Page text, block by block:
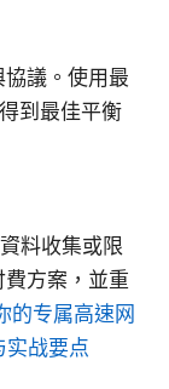
議。使用最
到最佳平衡
料收集或限
方案，並重
的专属高速网
战要点